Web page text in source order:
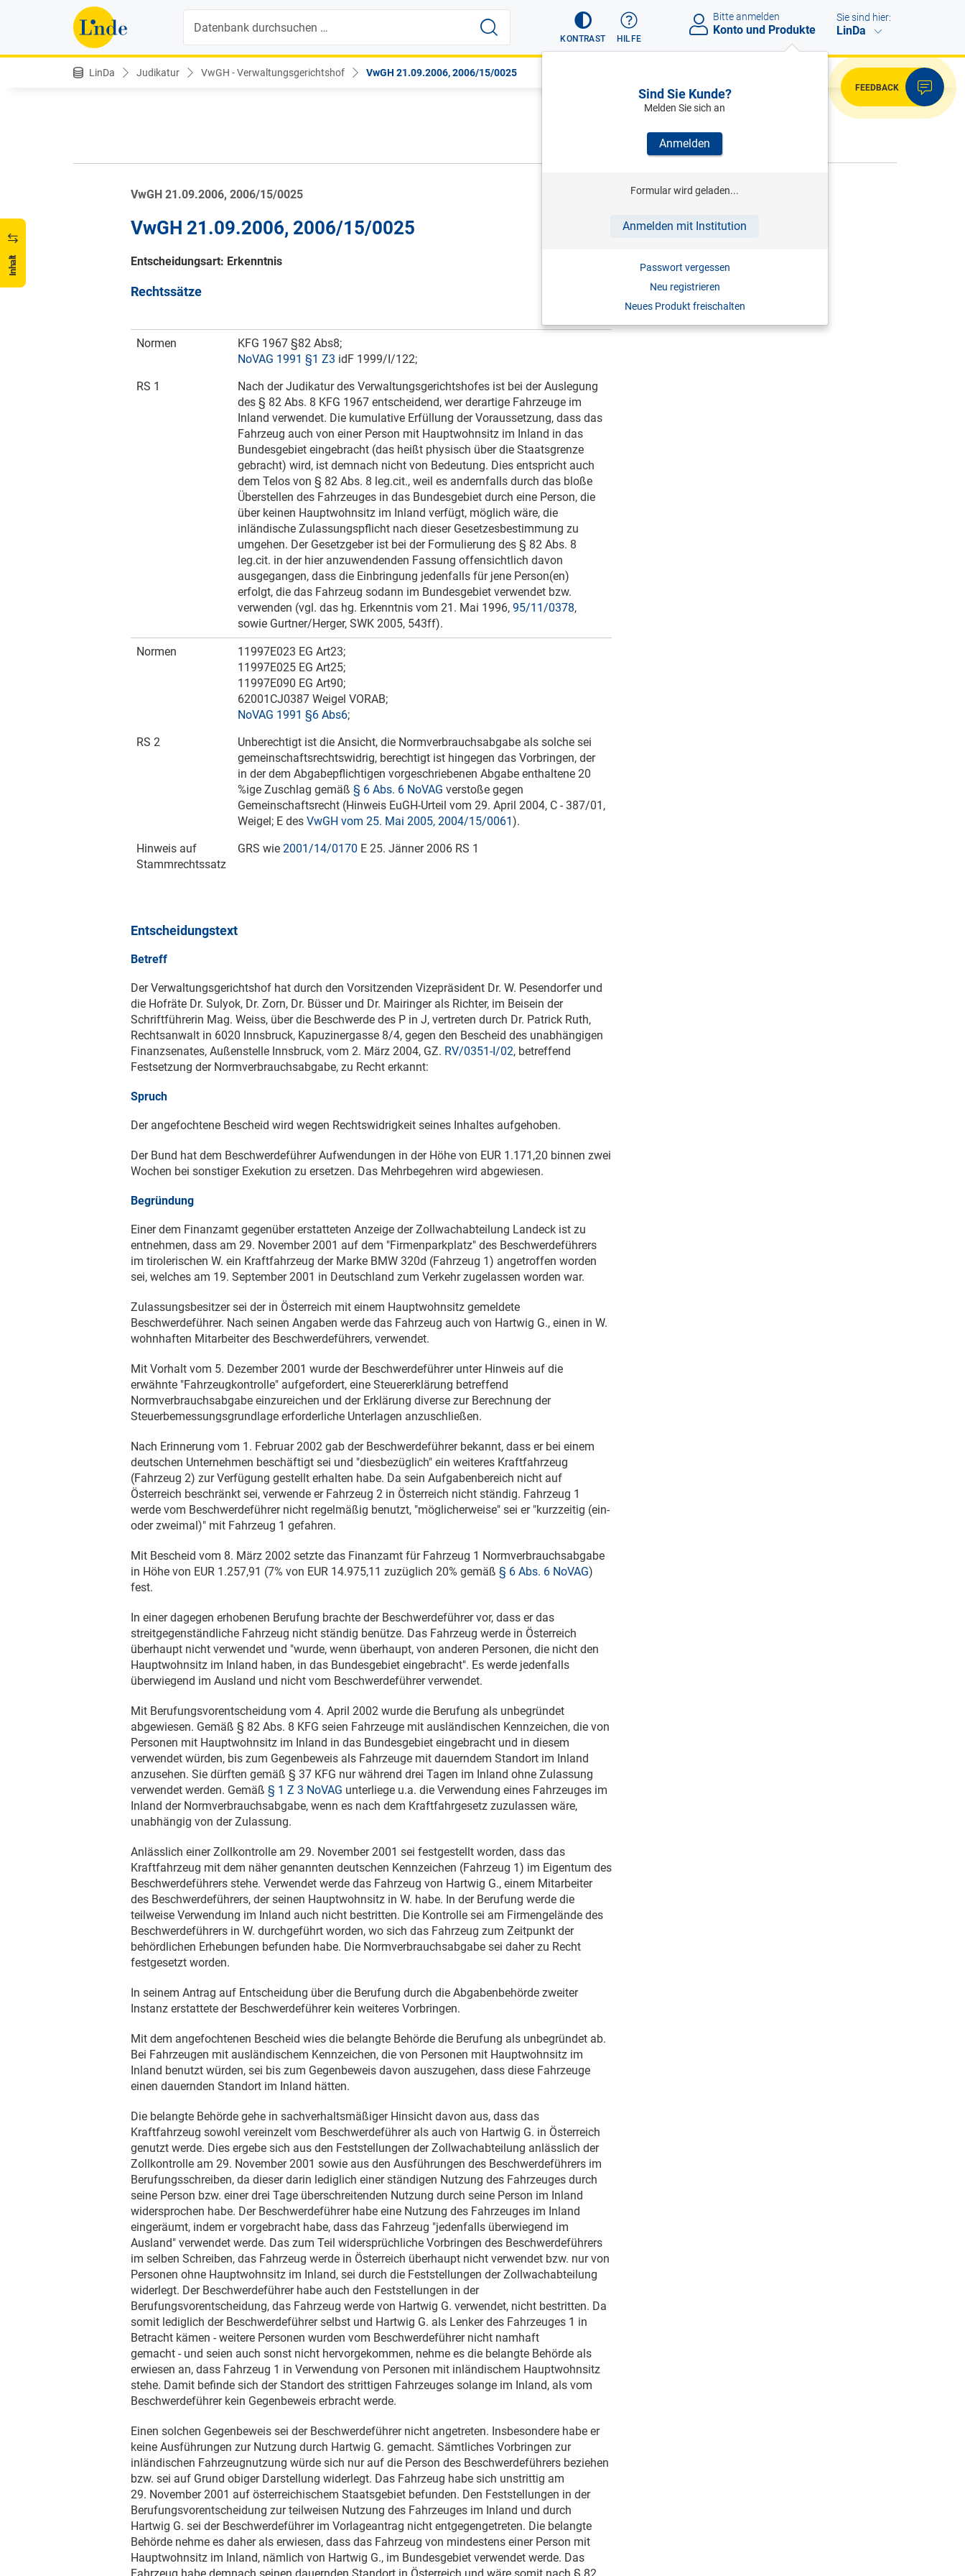
KONTRAST HILFE
Bitte anmelden
Konto und Produkte
Sind Sie Kunde?
Melden Sie sich an
Anmelden
Formular wird geladen...
Anmelden mit Institution
Passwort vergessen
Neu registrieren
Neues Produkt freischalten
Sie sind hier:
LinDa
LinDa Judikatur VwGH - Verwaltungsgerichtshof VwGH 21.09.2006, 2006/15/0025
FEEDBACK
Inhalt
VwGH 21.09.2006, 2006/15/0025
VwGH 21.09.2006, 2006/15/0025
Entscheidungsart: Erkenntnis
Rechtssätze
Normen
KFG 1967 §82 Abs8;
NoVAG 1991 §1 Z3 idF 1999/I/122;
RS 1
Nach der Judikatur des Verwaltungsgerichtshofes ist bei der Auslegung
des § 82 Abs. 8 KFG 1967 entscheidend, wer derartige Fahrzeuge im
Inland verwendet. Die kumulative Erfüllung der Voraussetzung, dass das
Fahrzeug auch von einer Person mit Hauptwohnsitz im Inland in das
Bundesgebiet eingebracht (das heißt physisch über die Staatsgrenze
gebracht) wird, ist demnach nicht von Bedeutung. Dies entspricht auch
dem Telos von § 82 Abs. 8 leg.cit., weil es andernfalls durch das bloße
Überstellen des Fahrzeuges in das Bundesgebiet durch eine Person, die
über keinen Hauptwohnsitz im Inland verfügt, möglich wäre, die
inländische Zulassungspflicht nach dieser Gesetzesbestimmung zu
umgehen. Der Gesetzgeber ist bei der Formulierung des § 82 Abs. 8
leg.cit. in der hier anzuwendenden Fassung offensichtlich davon
ausgegangen, dass die Einbringung jedenfalls für jene Person(en)
erfolgt, die das Fahrzeug sodann im Bundesgebiet verwendet bzw.
verwenden (vgl. das hg. Erkenntnis vom21. Mai 1996,95/11/0378,
sowie Gurtner/Herger,SWK 2005, 543ff).
Normen
11997E023 EG Art23;
11997E025 EG Art25;
11997E090 EG Art90;
62001CJ0387 Weigel VORAB;
NoVAG 1991 §6 Abs6;
RS 2
Unberechtigt ist die Ansicht, die Normverbrauchsabgabe als solche sei
gemeinschaftsrechtswidrig, berechtigt ist hingegen das Vorbringen, der
in der dem Abgabepflichtigen vorgeschriebenen Abgabe enthaltene 20
%ige Zuschlag gemäß§ 6 Abs. 6 NoVAG verstoße gegen
Gemeinschaftsrecht (Hinweis EuGH-Urteil vom 29. April 2004, C - 387/01,
Weigel; E desVwGH vom 25. Mai 2005, 2004/15/0061).
Hinweis auf
Stammrechtssatz
GRS wie2001/14/0170 E25. Jänner 2006 RS 1
Entscheidungstext
Betreff
Der Verwaltungsgerichtshof hat durch den Vorsitzenden Vizepräsident Dr. W. Pesendorfer und
die Hofräte Dr. Sulyok, Dr. Zorn, Dr. Büsser und Dr. Mairinger als Richter, im Beisein der
Schriftführerin Mag. Weiss, über die Beschwerde des P in J, vertreten durch Dr. Patrick Ruth,
Rechtsanwalt in 6020 Innsbruck, Kapuzinergasse 8/4, gegen den Bescheid des unabhängigen
Finanzsenates, Außenstelle Innsbruck, vom2. März 2004, GZ. RV/0351-I/02, betreffend
Festsetzung der Normverbrauchsabgabe, zu Recht erkannt:
Spruch
Der angefochtene Bescheid wird wegen Rechtswidrigkeit seines Inhaltes aufgehoben.
Der Bund hat dem Beschwerdeführer Aufwendungen in der Höhe von EUR 1.171,20 binnen zwei
Wochen bei sonstiger Exekution zu ersetzen. Das Mehrbegehren wird abgewiesen.
Begründung
Einer dem Finanzamt gegenüber erstatteten Anzeige der Zollwachabteilung Landeck ist zu
entnehmen, dass am29. November 2001 auf dem "Firmenparkplatz" des Beschwerdeführers
im tirolerischen W. ein Kraftfahrzeug der Marke BMW 320d (Fahrzeug 1) angetroffen worden
sei, welches am 19. September 2001 in Deutschland zum Verkehr zugelassen worden war.
Zulassungsbesitzer sei der in Österreich mit einem Hauptwohnsitz gemeldete
Beschwerdeführer. Nach seinen Angaben werde das Fahrzeug auch von Hartwig G., einen in W.
wohnhaften Mitarbeiter des Beschwerdeführers, verwendet.
Mit Vorhalt vom 5. Dezember 2001 wurde der Beschwerdeführer unter Hinweis auf die
erwähnte "Fahrzeugkontrolle" aufgefordert, eine Steuererklärung betreffend
Normverbrauchsabgabe einzureichen und der Erklärung diverse zur Berechnung der
Steuerbemessungsgrundlage erforderliche Unterlagen anzuschließen.
Nach Erinnerung vom 1. Februar 2002 gab der Beschwerdeführer bekannt, dass er bei einem
deutschen Unternehmen beschäftigt sei und "diesbezüglich" ein weiteres Kraftfahrzeug
(Fahrzeug 2) zur Verfügung gestellt erhalten habe. Da sein Aufgabenbereich nicht auf
Österreich beschränkt sei, verwende er Fahrzeug 2 in Österreich nicht ständig. Fahrzeug 1
werde vom Beschwerdeführer nicht regelmäßig benutzt, "möglicherweise" sei er "kurzzeitig (ein-
oder zweimal)" mit Fahrzeug 1 gefahren.
Mit Bescheid vom 8. März 2002 setzte das Finanzamt für Fahrzeug 1 Normverbrauchsabgabe
in Höhe von EUR 1.257,91 (7% von EUR 14.975,11 zuzüglich 20% gemäß§ 6 Abs. 6 NoVAG)
fest.
In einer dagegen erhobenen Berufung brachte der Beschwerdeführer vor, dass er das
streitgegenständliche Fahrzeug nicht ständig benütze. Das Fahrzeug werde in Österreich
überhaupt nicht verwendet und "wurde, wenn überhaupt, von anderen Personen, die nicht den
Hauptwohnsitz im Inland haben, in das Bundesgebiet eingebracht". Es werde jedenfalls
überwiegend im Ausland und nicht vom Beschwerdeführer verwendet.
Mit Berufungsvorentscheidung vom4. April 2002 wurde die Berufung als unbegründet
abgewiesen. Gemäß § 82 Abs. 8 KFG seien Fahrzeuge mit ausländischen Kennzeichen, die von
Personen mit Hauptwohnsitz im Inland in das Bundesgebiet eingebracht und in diesem
verwendet würden, bis zum Gegenbeweis als Fahrzeuge mit dauerndem Standort im Inland
anzusehen. Sie dürften gemäß § 37 KFG nur während drei Tagen im Inland ohne Zulassung
verwendet werden. Gemäß§ 1 Z 3 NoVAG unterliege u.a. die Verwendung eines Fahrzeuges im
Inland der Normverbrauchsabgabe, wenn es nach dem Kraftfahrgesetz zuzulassen wäre,
unabhängig von der Zulassung.
Anlässlich einer Zollkontrolle am29. November 2001 sei festgestellt worden, dass das
Kraftfahrzeug mit dem näher genannten deutschen Kennzeichen (Fahrzeug 1) im Eigentum des
Beschwerdeführers stehe. Verwendet werde das Fahrzeug von Hartwig G., einem Mitarbeiter
des Beschwerdeführers, der seinen Hauptwohnsitz in W. habe. In der Berufung werde die
teilweise Verwendung im Inland auch nicht bestritten. Die Kontrolle sei am Firmengelände des
Beschwerdeführers in W. durchgeführt worden, wo sich das Fahrzeug zum Zeitpunkt der
behördlichen Erhebungen befunden habe. Die Normverbrauchsabgabe sei daher zu Recht
festgesetzt worden.
In seinem Antrag auf Entscheidung über die Berufung durch die Abgabenbehörde zweiter
Instanz erstattete der Beschwerdeführer kein weiteres Vorbringen.
Mit dem angefochtenen Bescheid wies die belangte Behörde die Berufung als unbegründet ab.
Bei Fahrzeugen mit ausländischem Kennzeichen, die von Personen mit Hauptwohnsitz im
Inland benutzt würden, sei bis zum Gegenbeweis davon auszugehen, dass diese Fahrzeuge
einen dauernden Standort im Inland hätten.
Die belangte Behörde gehe in sachverhaltsmäßiger Hinsicht davon aus, dass das
Kraftfahrzeug sowohl vereinzelt vom Beschwerdeführer als auch von Hartwig G. in Österreich
genutzt werde. Dies ergebe sich aus den Feststellungen der Zollwachabteilung anlässlich der
Zollkontrolle am29. November 2001 sowie aus den Ausführungen des Beschwerdeführers im
Berufungsschreiben, da dieser darin lediglich einer ständigen Nutzung des Fahrzeuges durch
seine Person bzw. einer drei Tage überschreitenden Nutzung durch seine Person im Inland
widersprochen habe. Der Beschwerdeführer habe eine Nutzung des Fahrzeuges im Inland
eingeräumt, indem er vorgebracht habe, dass das Fahrzeug "jedenfalls überwiegend im
Ausland" verwendet werde. Das zum Teil widersprüchliche Vorbringen des Beschwerdeführers
im selben Schreiben, das Fahrzeug werde in Österreich überhaupt nicht verwendet bzw. nur von
Personen ohne Hauptwohnsitz im Inland, sei durch die Feststellungen der Zollwachabteilung
widerlegt. Der Beschwerdeführer habe auch den Feststellungen in der
Berufungsvorentscheidung, das Fahrzeug werde von Hartwig G. verwendet, nicht bestritten. Da
somit lediglich der Beschwerdeführer selbst und Hartwig G. als Lenker des Fahrzeuges 1 in
Betracht kämen - weitere Personen wurden vom Beschwerdeführer nicht namhaft
gemacht - und seien auch sonst nicht hervorgekommen, nehme es die belangte Behörde als
erwiesen an, dass Fahrzeug 1 in Verwendung von Personen mit inländischem Hauptwohnsitz
stehe. Damit befinde sich der Standort des strittigen Fahrzeuges solange im Inland, als vom
Beschwerdeführer kein Gegenbeweis erbracht werde.
Einen solchen Gegenbeweis sei der Beschwerdeführer nicht angetreten. Insbesondere habe er
keine Ausführungen zur Nutzung durch Hartwig G. gemacht. Sämtliches Vorbringen zur
inländischen Fahrzeugnutzung würde sich nur auf die Person des Beschwerdeführers beziehen
bzw. sei auf Grund obiger Darstellung widerlegt. Das Fahrzeug habe sich unstrittig am
29. November 2001 auf österreichischem Staatsgebiet befunden. Den Feststellungen in der
Berufungsvorentscheidung zur teilweisen Nutzung des Fahrzeuges im Inland und durch
Hartwig G. sei der Beschwerdeführer im Vorlageantrag nicht entgegengetreten. Die belangte
Behörde nehme es daher als erwiesen, dass das Fahrzeug von mindestens einer Person mit
Hauptwohnsitz im Inland, nämlich von Hartwig G., im Bundesgebiet verwendet werde. Das
VERWEISE
Bitte melden Sie sich an.